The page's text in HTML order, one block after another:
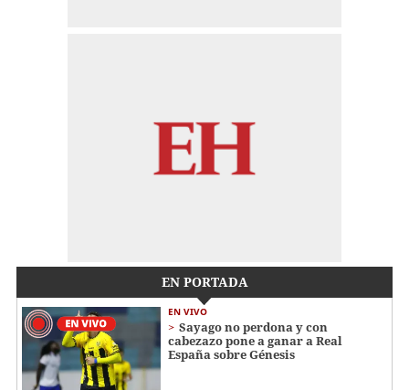
EN PORTADA
EN VIVO
Sayago no perdona y con
cabezazo pone a ganar a Real
España sobre Génesis